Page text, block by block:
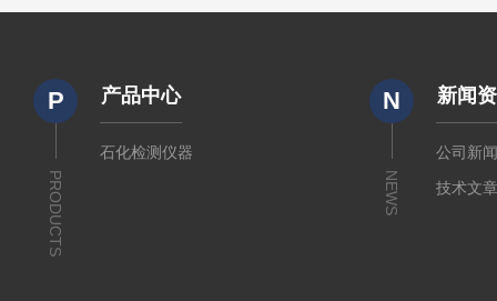
P
PRODUCTS
产品中心
石化检测仪器
N
NEWS
新闻
公司新
技术文